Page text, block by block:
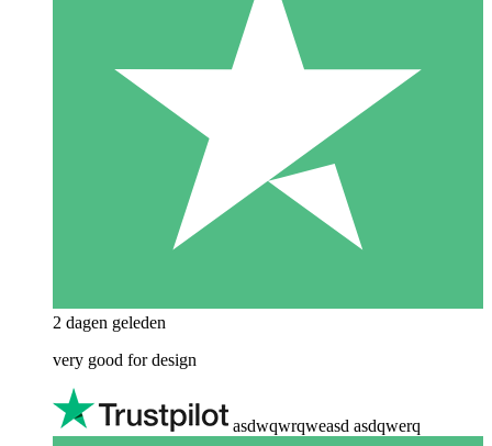
2 dagen geleden
very good for design
asdwqwrqweasd asdqwerq